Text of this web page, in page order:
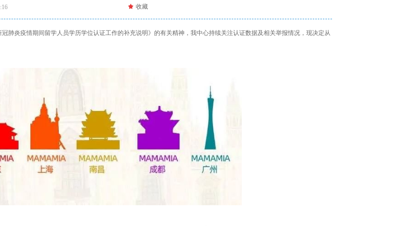
끄 收藏
肺炎疫情期间留学人员学历学位认证工作的补充说明》的有关精神，我中心持续关注认证数据及相关举报情况，现决定从